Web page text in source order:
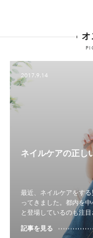
2017.9.14
ネイルケアの正し
最近、ネイルケアをす
ってきました。都内を
と登場しているのも注
ケアに対する注目度が
か。ここでは、男性に
記事を見る